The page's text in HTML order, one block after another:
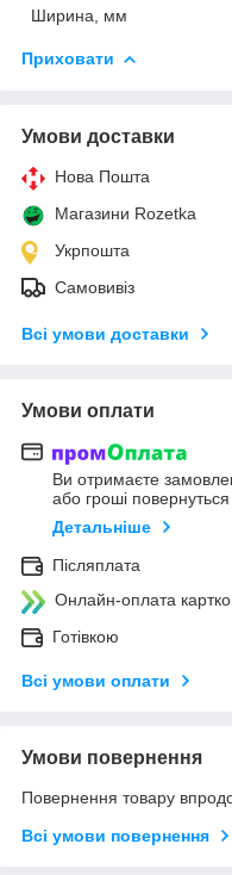
Ширина, мм
Приховати
Умови доставки
Нова Пошта
Магазини Rozetka
Укрпошта
Самовивіз
Всі умови доставки
Умови оплати
Ви отримаєте
або гроші
Детальніше
Післяплата
Онлайн-оплата
Готівкою
Всі умови оплати
Умови повернення
Повернення товару
Всі умови повернення